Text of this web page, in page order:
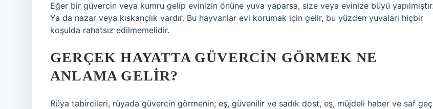
Eğer bir güvercin veya kumru gelip evinizin önüne yuva yaparsa, size veya evinize büyü yapılmıştır.
Ya da nazar veya kıskançlık vardır. Bu hayvanlar evi korumak için gelir, bu yüzden yuvaları hiçbir
koşulda rahatsız edilmemelidir.
GERÇEK HAYATTA GÜVERCIN GÖRMEK NE
ANLAMA GELIR?
Rüya tabircileri, rüyada güvercin görmenin; eş, güvenilir ve sadık dost, eş, müjdeli haber ve saf